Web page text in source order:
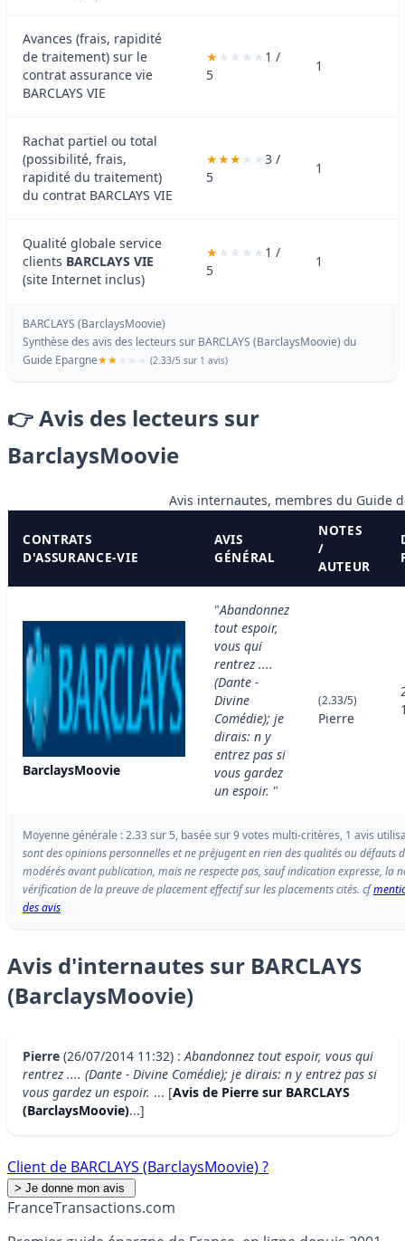
Avances (frais, rapidité
de traitement) sur le
contrat assurance vie
BARCLAYS VIE
1 /
5
1
Rachat partiel ou total
(possibilité, frais,
rapidité du traitement)
du contrat BARCLAYS VIE
3 /
5
1
Qualité globale service
clients BARCLAYS VIE
(site Internet inclus)
1 /
5
1
BARCLAYS (BarclaysMoovie)
Synthèse des avis des lecteurs sur BARCLAYS (BarclaysMoovie) du
Guide Epargne
(2.33/5 sur 1 avis)
👉 Avis des lecteurs sur
BarclaysMoovie
Avis internautes, membres du Guide
CONTRATS
D'ASSURANCE-VIE
AVIS
GÉNÉRAL
NOTES
/
AUTEUR
BarclaysMoovie
"Abandonnez
tout espoir,
vous qui
rentrez ....
(Dante -
Divine
Comédie); je
dirais: n y
entrez pas si
vous gardez
un espoir. "
(2.33/5)
Pierre
Moyenne générale : 2.33 sur 5, basée sur 9 votes multi-critères, 1 avis
sont des opinions personnelles et ne préjugent en rien des qualités ou défauts
modérés avant publication, mais ne respecte pas, sauf indication expresse, la
vérification de la preuve de placement effectif sur les placements cités. cf
des avis
Avis d'internautes sur BARCLAYS
(BarclaysMoovie)
Pierre (26/07/2014 11:32) :Abandonnez tout espoir, vous qui
rentrez .... (Dante - Divine Comédie); je dirais: n y entrez pas si
vous gardez un espoir. ... [Avis de Pierre sur BARCLAYS
(BarclaysMoovie)...]
Client de BARCLAYS (BarclaysMoovie) ?
FranceTransactions.com